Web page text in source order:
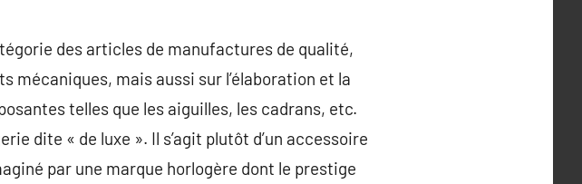
des articles de manufactures de qualité,
mécaniques, mais aussi sur l’élaboration et la
telles que les aiguilles, les cadrans, etc.
dite « de luxe ». Il s’agit plutôt d’un accessoire
par une marque horlogère dont le prestige